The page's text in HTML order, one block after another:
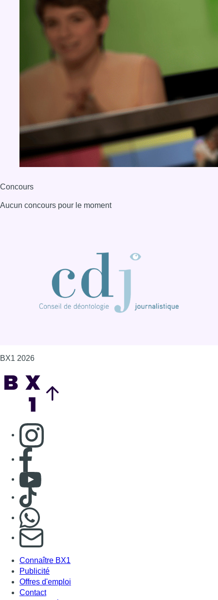
Concours
Aucun concours pour le moment
BX1 2026
Consulter page Instagram
Consulter page Facebook
Consulter Youtube
Consulter TikTok
S'abonner à notre newsletter
Connaître BX1
Publicité
Offres d'emploi
Contact